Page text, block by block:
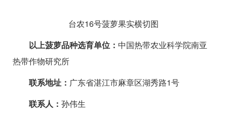
台农16号菠萝果实横切图
以上菠萝品种选育单位： 中国热带农业科学院南亚
热带作物研究所
联系地址： 广东省湛江市麻章区湖秀路1号
联系人： 孙伟生